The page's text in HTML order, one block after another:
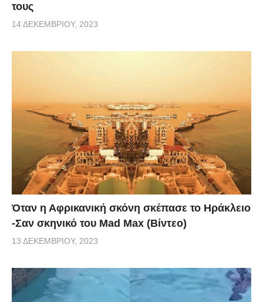
τους
14 ΔΕΚΕΜΒΡΊΟΥ, 2023
Όταν η Αφρικανική σκόνη σκέπασε το Ηράκλειο
-Σαν σκηνικό του Mad Max (Βίντεο)
13 ΔΕΚΕΜΒΡΊΟΥ, 2023